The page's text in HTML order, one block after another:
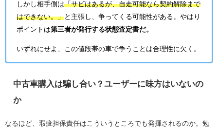
しかし相手側は「サビはあるが、自走可能なら契約解除まで
はできない。」と主張し、争ってくる可能性がある。やはり
ポイントは第三者が発行する状態査定書だ。
いずれにせよ、この値段帯の車で争うことは合理性に欠く。
中古車購入は騙し合い？ユーザーに味方はいないの
か
なるほど、瑕疵担保責任はこういうところでも発揮されるのか。勉